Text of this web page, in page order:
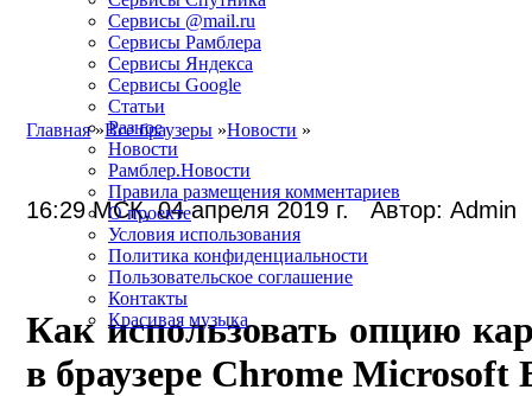
Как использовать опцию
в браузере Chrome Microsoft
Главная»Все браузеры »Новости »
16:29 МСК, 04 апреля 2019 г. Автор: Admin
Сервисы @mail.ru
Сервисы Рамблера
Сервисы Яндекса
Сервисы Google
Статьи
Разное
Новости
Рамблер.Новости
Правила размещения комментариев
О проекте
Условия использования
Политика конфиденциальности
Пользовательское соглашение
Контакты
Красивая музыка